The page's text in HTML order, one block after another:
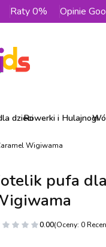
Raty 0% Opinie
dzieciRowerki i Hulajnogi
Wigiwama
pufa
0.00(Oceny: 0